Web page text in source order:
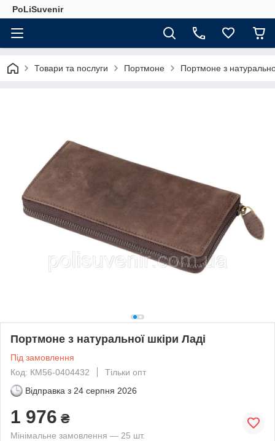
PoLiSuvenir
Товари та послуги Портмоне Портмоне з
Портмоне з натуральної шкіри Ладі
Під замовлення
Код: КМ56-0404432
Тільки опт
Відправка з 24 серпня 2026
1 976 ₴
Мінімальне замовлення — 25 шт.